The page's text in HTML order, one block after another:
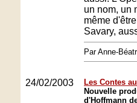
un nom, un
même
Savary,
Par Anne-
24/02/2003
Les Contes
Nouvelle
d'Hoffmann